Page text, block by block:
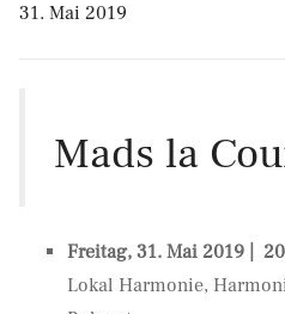
31. Mai 2019
Mads la
Freitag, 31. Mai 2019 |
Lokal Harmonie,